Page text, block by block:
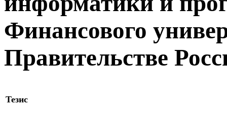
Финансового
Правительстве
Тезис